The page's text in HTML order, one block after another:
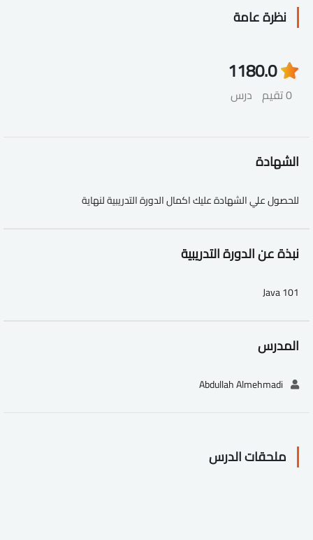
نظرة عامة
0.0
0 تقيم
118
درس
الشهادة
للحصول علي الشهادة عليك اكمال الدورة التدريبية لنهاية
نبذة عن الدورة التدريبية
Java 101
المدرس
ملحقات الدرس